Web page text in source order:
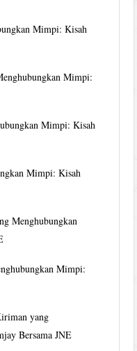
Mimpi: Kisah
Mimpi:
Mimpi: Kisah
Mimpi: Kisah
Menghubungkan
Mimpi:
yang
Bersama JNE